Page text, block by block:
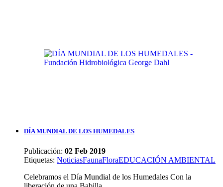
DÍA MUNDIAL DE LOS HUMEDALES
Publicación: 02 Feb 2019
Etiquetas: NoticiasFaunaFloraEDUCACIÓN AMBIENTAL
Celebramos el Día Mundial de los Humedales Con la